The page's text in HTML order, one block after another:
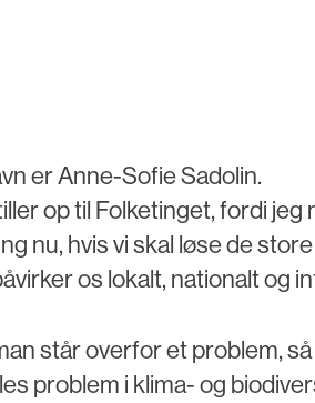
er Anne-Sofie Sadolin.
op til Folketinget, fordi
nu, hvis vi skal løse de
os lokalt, nationalt og
står overfor et problem,
problem i klima- og